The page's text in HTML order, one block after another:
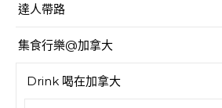
達人帶路
集食行樂@加拿大
Drink 喝在加拿大